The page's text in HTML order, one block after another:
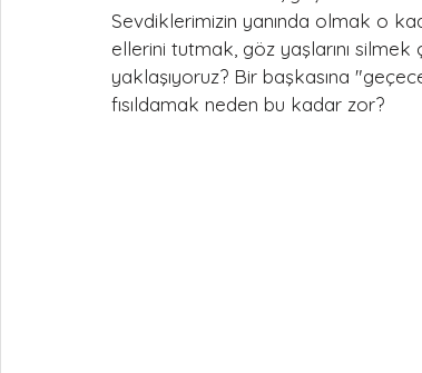
Sevdiklerimizin yanında olmak o
ellerini tutmak, göz yaşlarını
yaklaşıyoruz? Bir başkasına
fısıldamak neden bu kadar zor?